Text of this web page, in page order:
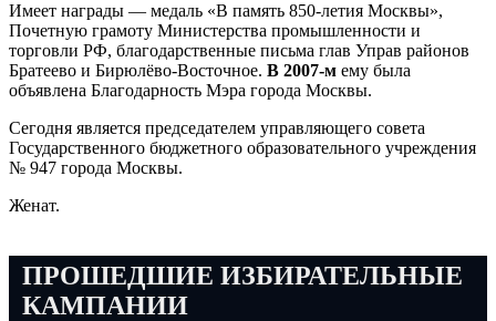
Имеет награды — медаль «В память 850-летия Москвы»,
Почетную грамоту Министерства промышленности и
торговли РФ, благодарственные письма глав Управ районов
Братеево и Бирюлёво-Восточное. В 2007-м ему была
объявлена Благодарность Мэра города Москвы.
Сегодня является председателем управляющего совета
Государственного бюджетного образовательного учреждения
№ 947 города Москвы.
Женат.
ПРОШЕДШИЕ ИЗБИРАТЕЛЬНЫЕ
КАМПАНИИ